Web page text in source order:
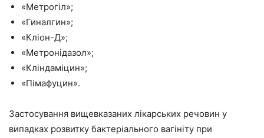
«Метрогіл»;
«Гиналгин»;
«Кліон-Д»;
«Метронідазол»;
«Кліндаміцин»;
«Пімафуцин».
Застосування вищевказаних лікарських речовин у
випадках розвитку бактеріального вагініту при